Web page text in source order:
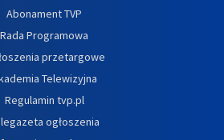
Abonament TVP
Rada Programowa
przetargowe
Telewizyjna
Regulamin tvp.pl
ogłoszenia